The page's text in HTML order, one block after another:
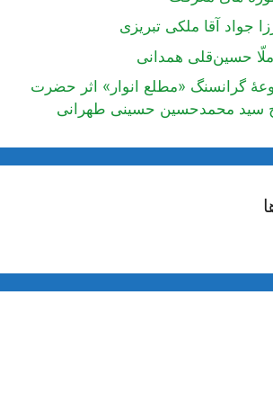
جواد آقا ملکی تبریزی
حسین‌قلی همدانی
گرانسنگ «مطلع انوار» اثر حضرت
سید محمدحسین حسینی طهرانی